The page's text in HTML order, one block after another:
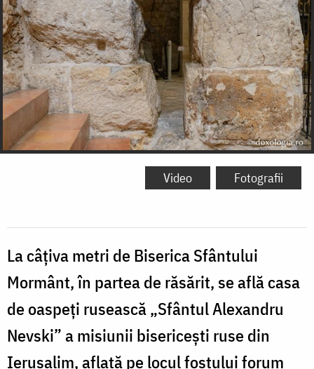
Video Fotografii
La câțiva metri de Biserica Sfântului
Mormânt, în partea de răsărit, se află casa
de oaspeți rusească „Sfântul Alexandru
Nevski” a misiunii bisericești ruse din
Ierusalim, aflată pe locul fostului forum